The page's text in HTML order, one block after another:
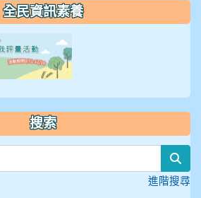
全民資訊素養
搜索
進階搜尋